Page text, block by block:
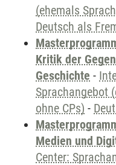
(ehemals
Deutsch als
Kritik der
Geschichte -
Sprachangebot
ohne CPs) -
Medien und
Center: